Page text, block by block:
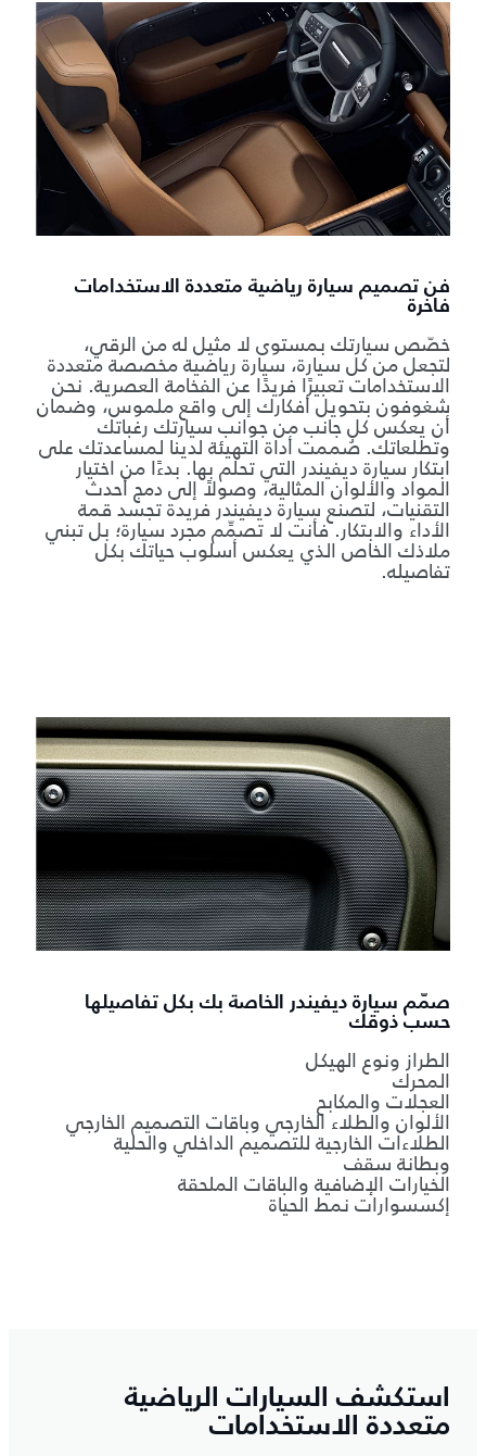
فن تصميم سيارة رياضية متعددة الاستخدامات
فاخرة
خصّص سيارتك بمستوى لا مثيل له من الرقي،
لتجعل من كل سيارة، سيارة رياضية مخصصة متعددة
الاستخدامات تعبيرًا فريدًا عن الفخامة العصرية. نحن
شغوفون بتحويل أفكارك إلى واقع ملموس، وضمان
أن يعكس كل جانب من جوانب سيارتك رغباتك
وتطلعاتك. صُممت أداة التهيئة لدينا لمساعدتك على
ابتكار سيارة ديفيندر التي تحلم بها. بدءًا من اختيار
المواد والألوان المثالية، وصولاً إلى دمج أحدث
التقنيات، لتصنع سيارة ديفيندر فريدة تجسد قمة
الأداء والابتكار. فأنت لا تصمِّم مجرد سيارة؛ بل تبني
ملاذك الخاص الذي يعكس أسلوب حياتك بكل
تفاصيله.
صمّم سيارة ديفيندر الخاصة بك بكل تفاصيلها
حسب ذوقك
الطراز ونوع الهيكل
المحرك
العجلات والمكابح
الألوان والطلاء الخارجي وباقات التصميم الخارجي
الطلاءات الخارجية للتصميم الداخلي والحلية
وبطانة سقف
الخيارات الإضافية والباقات الملحقة
إكسسوارات نمط الحياة
استكشف السيارات الرياضية
متعددة الاستخدامات